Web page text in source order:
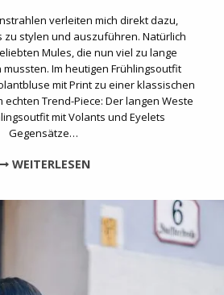
verleiten mich direkt dazu,
stylen und auszuführen. Natürlich
Mules, die nun viel zu lange
Im heutigen Frühlingsoutfit
mit Print zu einer klassischen
echten Trend-Piece: Der langen Weste
mit Volants und Eyelets
Gegensätze…
WEITERLESEN